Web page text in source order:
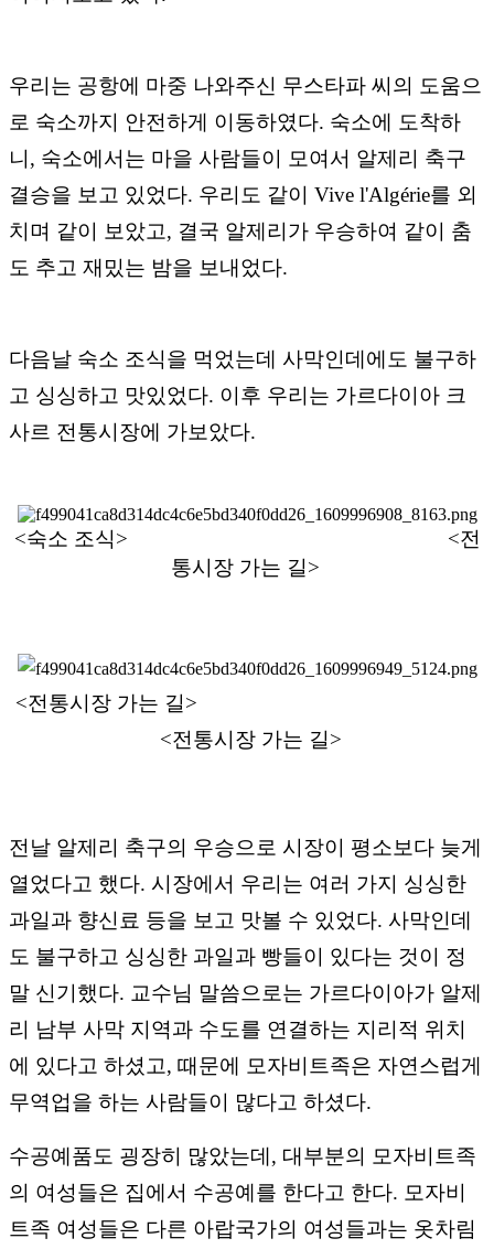
우리는 공항에 마중 나와주신 무스타파 씨의 도움으
로 숙소까지 안전하게 이동하였다. 숙소에 도착하
니, 숙소에서는 마을 사람들이 모여서 알제리 축구
결승을 보고 있었다. 우리도 같이 Vive l'Algérie를 외
치며 같이 보았고, 결국 알제리가 우승하여 같이 춤
도 추고 재밌는 밤을 보내었다.
다음날 숙소 조식을 먹었는데 사막인데에도 불구하
고 싱싱하고 맛있었다. 이후 우리는 가르다이아 크
사르 전통시장에 가보았다.
<숙소 조식> <전
통시장 가는 길>
<전통시장 가는 길>
<전통시장 가는 길>
전날 알제리 축구의 우승으로 시장이 평소보다 늦게
열었다고 했다. 시장에서 우리는 여러 가지 싱싱한
과일과 향신료 등을 보고 맛볼 수 있었다. 사막인데
도 불구하고 싱싱한 과일과 빵들이 있다는 것이 정
말 신기했다. 교수님 말씀으로는 가르다이아가 알제
리 남부 사막 지역과 수도를 연결하는 지리적 위치
에 있다고 하셨고, 때문에 모자비트족은 자연스럽게
무역업을 하는 사람들이 많다고 하셨다.
수공예품도 굉장히 많았는데, 대부분의 모자비트족
의 여성들은 집에서 수공예를 한다고 한다. 모자비
트족 여성들은 다른 아랍국가의 여성들과는 옷차림